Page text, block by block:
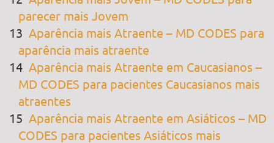
parecer mais Jovem
Aparência mais Atraente – MD CODES para
aparência mais atraente
Aparência mais Atraente em Caucasianos –
MD CODES para pacientes Caucasianos mais
atraentes
Aparência mais Atraente em Asiáticos – MD
CODES para pacientes Asiáticos mais